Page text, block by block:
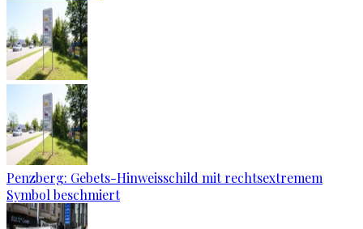
Penzberg: Gebets-Hinweisschild mit rechtsextremem
Symbol beschmiert